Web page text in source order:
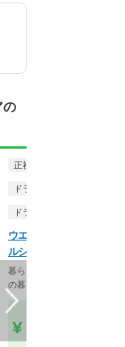
の
正社員
ドラッグストア（調剤併設
ドラッグストア（OTCのみ
ウエルシア薬局株式会社
ルシア西伊豆仁科店
暮らしを支える仕事だから、
の暮らしも大切に。業…